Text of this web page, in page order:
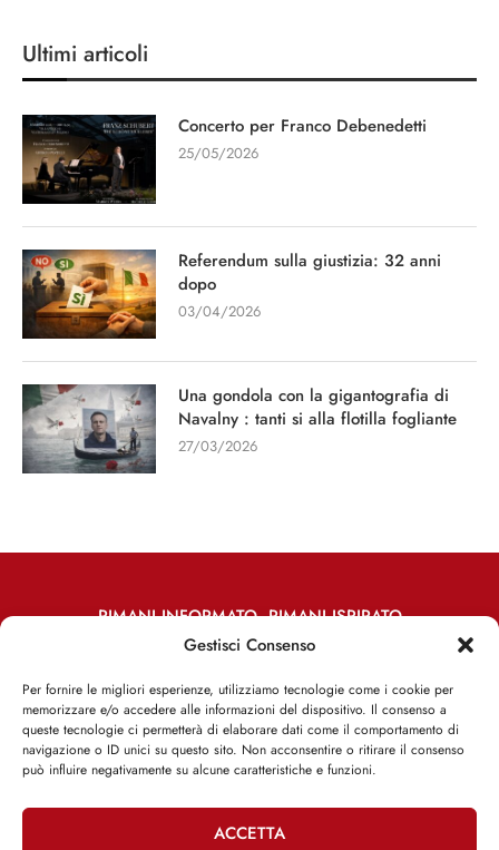
Gestisci Consenso
Per fornire le migliori esperienze, utilizziamo tecnologie come i cookie per
memorizzare e/o accedere alle informazioni del dispositivo. Il consenso a
queste tecnologie ci permetterà di elaborare dati come il comportamento di
navigazione o ID unici su questo sito. Non acconsentire o ritirare il consenso
può influire negativamente su alcune caratteristiche e funzioni.
ACCETTA
Ultimi articoli
Concerto per Franco Debenedetti
25/05/2026
Referendum sulla giustizia: 32 anni
dopo
03/04/2026
Una gondola con la gigantografia di
Navalny : tanti si alla flotilla fogliante
27/03/2026
RIMANI INFORMATO, RIMANI ISPIRATO
Iscriviti alla Newsletter
ISCRIVITI ADESSO